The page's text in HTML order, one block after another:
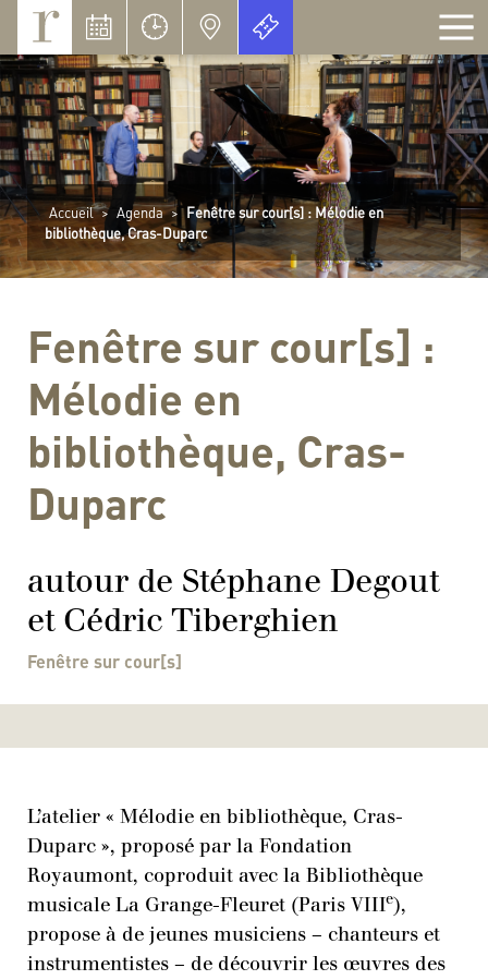
Accueil > Agenda > Fenêtre sur cour[s] : Mélodie en
bibliothèque, Cras-Duparc
Fenêtre sur cour[s] :
Mélodie en
bibliothèque, Cras-
Duparc
autour de Stéphane Degout
et Cédric Tiberghien
Fenêtre sur cour[s]
L’atelier « Mélodie en bibliothèque, Cras-
Duparc », proposé par la Fondation
Royaumont, coproduit avec la Bibliothèque
musicale La Grange-Fleuret (Paris VIIIe),
propose à de jeunes musiciens – chanteurs et
instrumentistes – de découvrir les œuvres des
Panneau de gestion des cookies